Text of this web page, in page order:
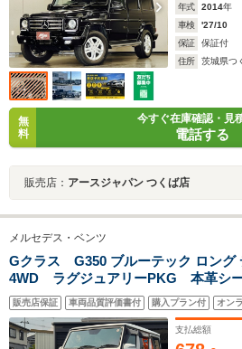
年式 2014年
車検
'27/10
保証
保証付
住所
茨城県つ
無
料
今すぐ在庫確認・見
電話する
販売店： アースジャパン つくば店
メルセデス・ベンツ
Gクラス G350 ブルーテック ロング
4WD ラグジュアリーPKG 本革シ
グルーフ 前後席ヒーター Harman/
ラウンド AMG20インチアルミ ワ
IPF大型LEDライトバー ディストロ
販売店保証 車両品質評価書付 購入プラン付 オン
支払総額